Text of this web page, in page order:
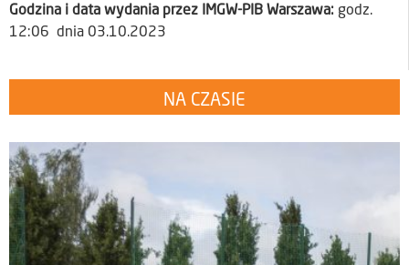
Godzina i data wydania przez IMGW-PIB Warszawa: godz.
12:06 dnia 03.10.2023
NA CZASIE